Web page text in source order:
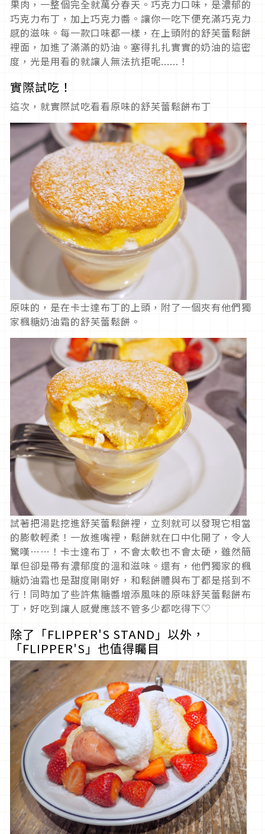
果肉，一整個完全就萬分春天。巧克力口味，是濃郁的
巧克力布丁，加上巧克力醬。讓你一吃下便充滿巧克力
感的滋味。每一款口味都一樣，在上頭附的舒芙蕾鬆餅
裡面，加進了滿滿的奶油。塞得扎扎實實的奶油的這密
度，光是用看的就讓人無法抗拒呢......！
實際試吃！
這次，就實際試吃看看原味的舒芙蕾鬆餅布丁
原味的，是在卡士達布丁的上頭，附了一個夾有他們獨
家楓糖奶油霜的舒芙蕾鬆餅。
試著把湯匙挖進舒芙蕾鬆餅裡，立刻就可以發現它相當
的膨軟輕柔！一放進嘴裡，鬆餅就在口中化開了，令人
驚嘆……！卡士達布丁，不會太軟也不會太硬，雖然簡
單但卻是帶有濃郁度的溫和滋味。還有，他們獨家的楓
糖奶油霜也是甜度剛剛好，和鬆餅體與布丁都是搭到不
行！同時加了些許焦糖醬增添風味的原味舒芙蕾鬆餅布
丁，好吃到讓人感覺應該不管多少都吃得下♡
除了「FLIPPER'S STAND」以外，
「FLIPPER'S」也值得矚目